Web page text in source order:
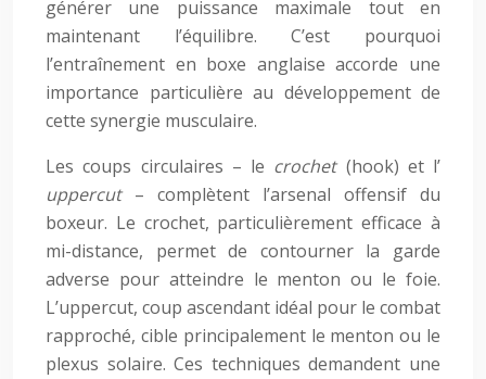
générer une puissance maximale tout en
maintenant l’équilibre. C’est pourquoi
l’entraînement en boxe anglaise accorde une
importance particulière au développement de
cette synergie musculaire.
Les coups circulaires – le crochet (hook) et l’
uppercut – complètent l’arsenal offensif du
boxeur. Le crochet, particulièrement efficace à
mi-distance, permet de contourner la garde
adverse pour atteindre le menton ou le foie.
L’uppercut, coup ascendant idéal pour le combat
rapproché, cible principalement le menton ou le
plexus solaire. Ces techniques demandent une